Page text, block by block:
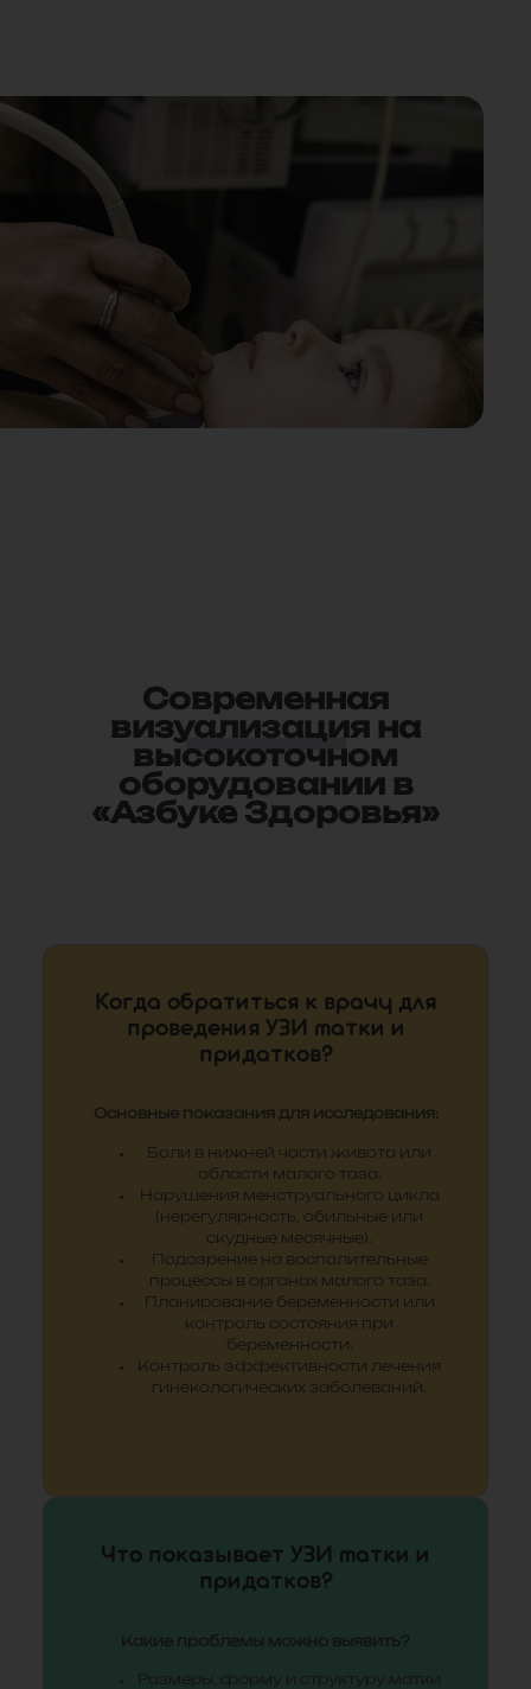
Современная
визуализация на
высокоточном
оборудовании в
«Азбуке Здоровья»
Когда обратиться к врачу для
проведения УЗИ матки и
придатков?
Основные показания для исследования:
Боли в нижней части живота или
области малого таза.
Нарушения менструального цикла
(нерегулярность, обильные или
скудные месячные).
Подозрение на воспалительные
процессы в органах малого таза.
Планирование беременности или
контроль состояния при
беременности.
Контроль эффективности лечения
гинекологических заболеваний.
Что показывает УЗИ матки и
придатков?
Какие проблемы можно выявить?
Размеры, форму и структуру матки